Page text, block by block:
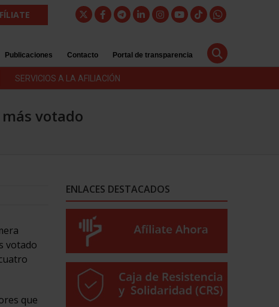
Publicaciones Contacto Portal de transparencia
SERVICIOS A LA AFILIACIÓN
votado
votado
que
ENLACES DESTACADOS